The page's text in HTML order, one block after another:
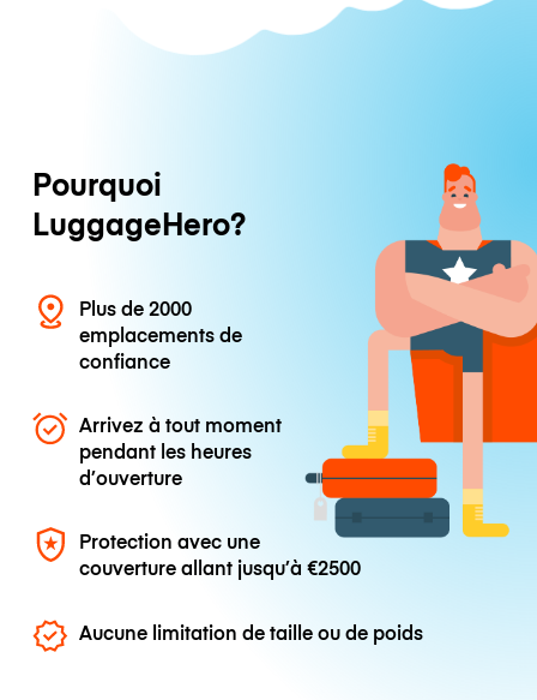
Pourquoi
LuggageHero?
Plus de 2000
emplacements de
confiance
Arrivez à tout moment
pendant les heures
d’ouverture
Protection avec une
couverture allant jusqu’à€2500
Aucune limitation de taille ou de poids